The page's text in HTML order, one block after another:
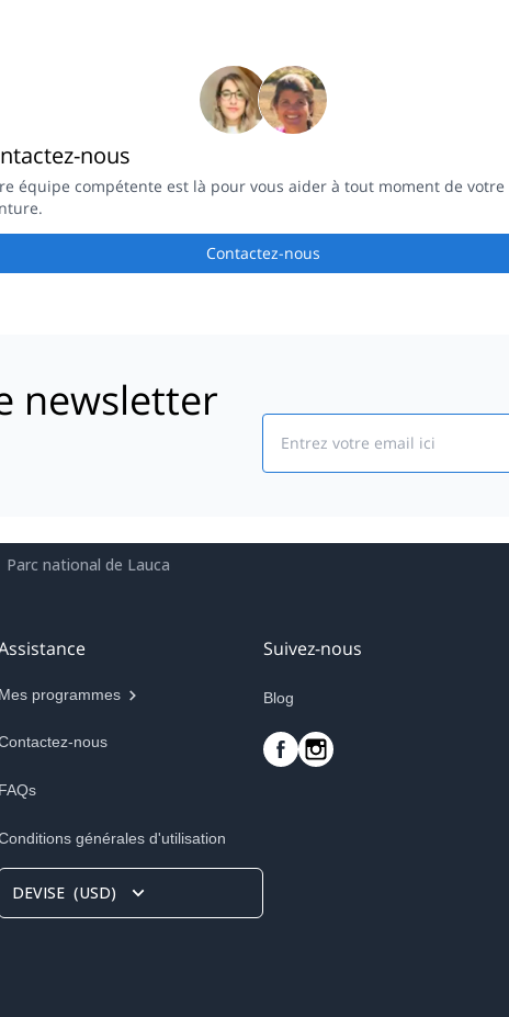
nous
équipe compétente est là pour vous aider à tout moment de votre
Contactez-nous
newsletter
Parc national de Lauca
Mes programmes
nous
FAQs
générales d'utilisation
DEVISE (USD)
Suivez-nous
Blog